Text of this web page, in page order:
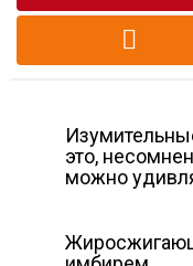
это,
можно